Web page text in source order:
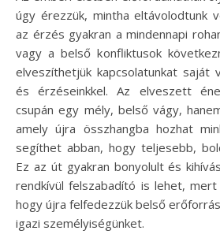
úgy érezzük, mintha eltávolodtunk
az érzés gyakran a mindennapi
vagy a belső konfliktusok
elveszíthetjük kapcsolatunkat saját
és érzéseinkkel. Az elveszett
csupán egy mély, belső vágy,
amely újra összhangba hozhat
segíthet abban, hogy teljesebb,
Ez az út gyakran bonyolult és
rendkívül felszabadító is lehet,
hogy újra felfedezzük belső
igazi személyiségünket.